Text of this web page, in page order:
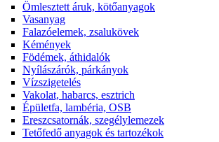
Ömlesztett áruk, kötőanyagok
Vasanyag
Falazóelemek, zsalukövek
Kémények
Födémek, áthidalók
Nyílászárók, párkányok
Vízszigetelés
Vakolat, habarcs, esztrich
Épületfa, lambéria, OSB
Ereszcsatornák, szegélylemezek
Tetőfedő anyagok és tartozékok